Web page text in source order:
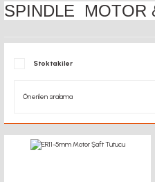
SPINDLE MOTOR
Stoktakiler